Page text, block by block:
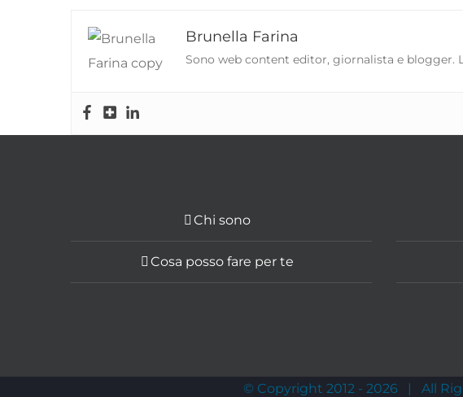
Brunella Farina
Sono web content editor, giornalista e blogger.
Chi sono
Cosa posso fare per te
© Copyright 2012 - 2026 | All